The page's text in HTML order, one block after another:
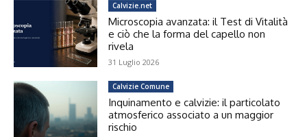
Calvizie.net
Microscopia avanzata: il Test di Vitalità
e ciò che la forma del capello non
rivela
31 Luglio 2026
Calvizie Comune
Inquinamento e calvizie: il particolato
atmosferico associato a un maggior
rischio